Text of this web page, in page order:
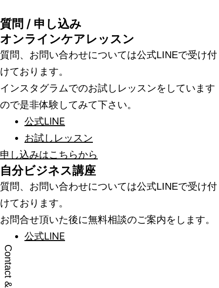
質問 / 申し込み
オンラインケアレッスン
質問、お問い合わせについては公式LINEで受け付
けております。
インスタグラムでのお試しレッスンをしています
ので是非体験してみて下さい。
公式LINE
お試しレッスン
申し込みはこちらから
自分ビジネス講座
質問、お問い合わせについては公式LINEで受け付
けております。
お問合せ頂いた後に無料相談のご案内をします。
公式LINE